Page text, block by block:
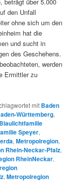
beträgt über 5.000
den Unfall
ohne sich um den
hat die
und sucht in
des Geschehens.
werden
Ermittler zu
mit Baden
Württemberg,
Blaulichtfamilie
Speyer,
,Metropolregion,
Rhein-Neckar-Pfalz,
RheinNeckar,
,Metropolregion